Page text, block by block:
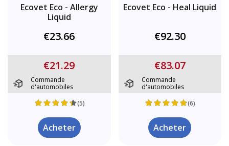
Ecovet Eco - Allergy
Liquid
€23.66
€21.29
Commande
d'automobiles
(5)
Acheter
Ecovet Eco - Heal Liquid
€92.30
€83.07
Commande
d'automobiles
(6)
Acheter